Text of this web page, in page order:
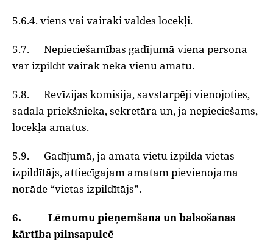
5.6.4. viens vai vairāki valdes locekļi.
5.7. Nepieciešamības gadījumā viena persona
var izpildīt vairāk nekā vienu amatu.
5.8. Revīzijas komisija, savstarpēji vienojoties,
sadala priekšnieka, sekretāra un, ja nepieciešams,
locekļa amatus.
5.9. Gadījumā, ja amata vietu izpilda vietas
izpildītājs, attiecīgajam amatam pievienojama
norāde “vietas izpildītājs”.
6. Lēmumu pieņemšana un balsošanas
kārtība pilnsapulcē